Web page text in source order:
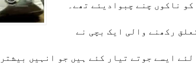
ناکوں چنے چبوادیئے تھے۔
رکھنے والی ایک بچی نے
لئے ایسے جوتے تیار کئے ہیں جو انہیں